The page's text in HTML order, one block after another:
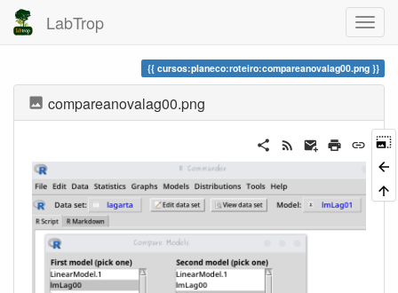
LabTrop
cursos:planeco:roteiro:compareanovalag00.png
compareanovalag00.png